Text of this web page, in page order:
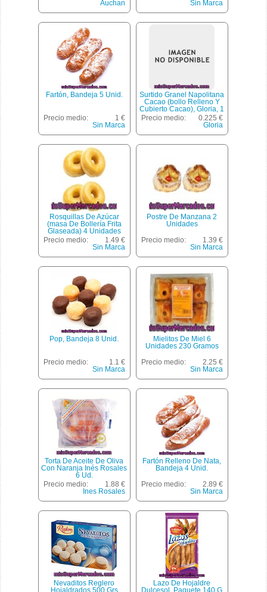
Auchan
Sin Marca
Fartón, Bandeja 5 Unid.
Precio medio:
1 €
Sin Marca
Surtido Granel Napolitana
Cacao (bollo Relleno Y
Cubierto Cacao), Gloria, 1
U(peso Aproximado De La
Unidad 60 Gr)
Precio medio:
0.225 €
Gloria
Rosquillas De Azúcar
(masa De Bollería Frita
Glaseada) 4 Unidades
Precio medio:
1.49 €
Sin Marca
Postre De Manzana 2
Unidades
Precio medio:
1.39 €
Sin Marca
Pop, Bandeja 8 Unid.
Precio medio:
1.1 €
Sin Marca
Mielitos De Miel 6
Unidades 230 Gramos
Precio medio:
2.25 €
Sin Marca
Torta De Aceite De Oliva
Con Naranja Inés Rosales
6 Ud.
Precio medio:
1.88 €
Ines Rosales
Fartón Relleno De Nata,
Bandeja 4 Unid.
Precio medio:
2.89 €
Sin Marca
Nevaditos Reglero
Hojaldrados 500 Grs
Lazo De Hojaldre
Dulcesol, Paquete 140 G